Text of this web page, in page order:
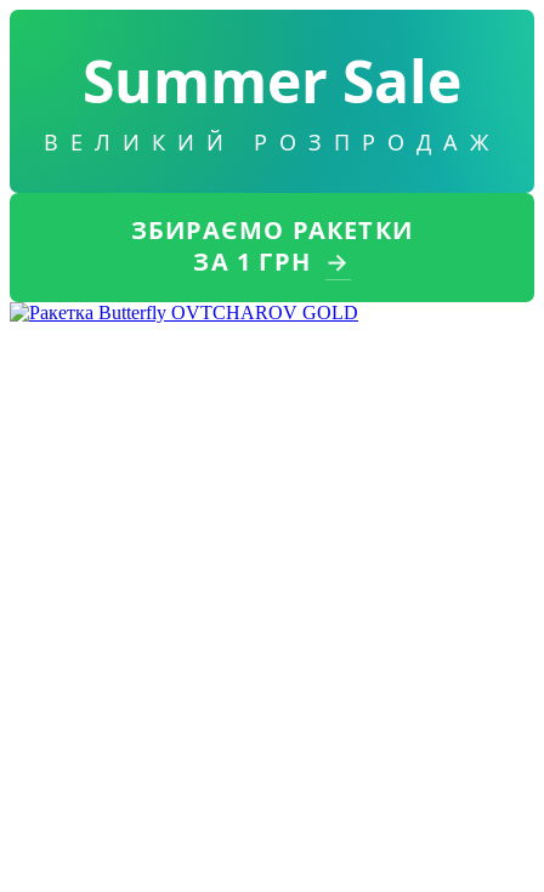
Summer Sale
ВЕЛИКИЙ РОЗПРОДАЖ
ЗБИРАЄМО РАКЕТКИ
ЗА 1 ГРН →